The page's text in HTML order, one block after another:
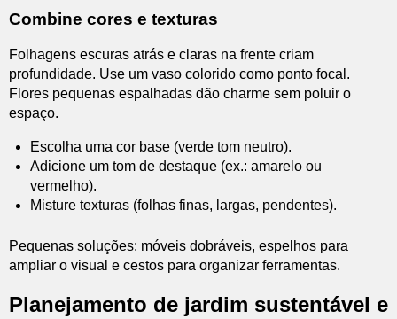
Combine cores e texturas
Folhagens escuras atrás e claras na frente criam
profundidade. Use um vaso colorido como ponto focal.
Flores pequenas espalhadas dão charme sem poluir o
espaço.
Escolha uma cor base (verde tom neutro).
Adicione um tom de destaque (ex.: amarelo ou
vermelho).
Misture texturas (folhas finas, largas, pendentes).
Pequenas soluções: móveis dobráveis, espelhos para
ampliar o visual e cestos para organizar ferramentas.
Planejamento de jardim sustentável e